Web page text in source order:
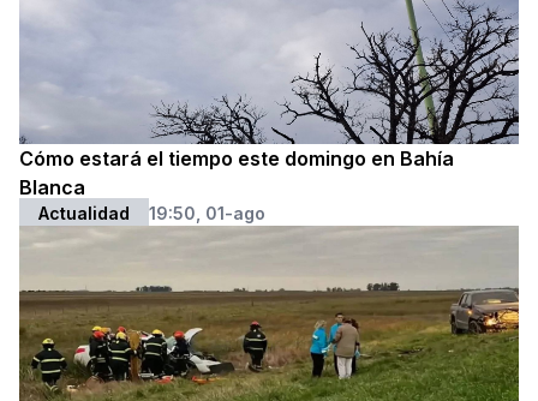
Cómo estará el tiempo este domingo en Bahía
Blanca
Actualidad 19:50, 01-ago